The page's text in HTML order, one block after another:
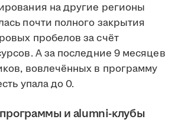
на другие регионы
почти полного закрытия
пробелов за счёт
А за последние 9 месяцев
вовлечённых в программу
упала до 0.
и alumni-клубы